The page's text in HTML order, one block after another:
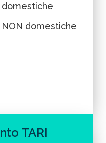
domestiche
TARI